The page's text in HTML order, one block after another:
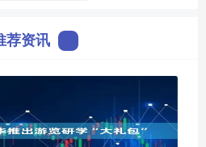
荐资讯